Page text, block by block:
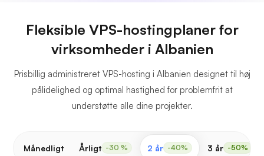
Fleksible VPS-hostingplaner for
virksomheder i Albanien
Prisbillig administreret VPS-hosting i Albanien designet til høj
pålidelighed og optimal hastighed for problemfrit at
understøtte alle dine projekter.
Månedligt Årligt -30 % 2 år -40% 3 år -50%